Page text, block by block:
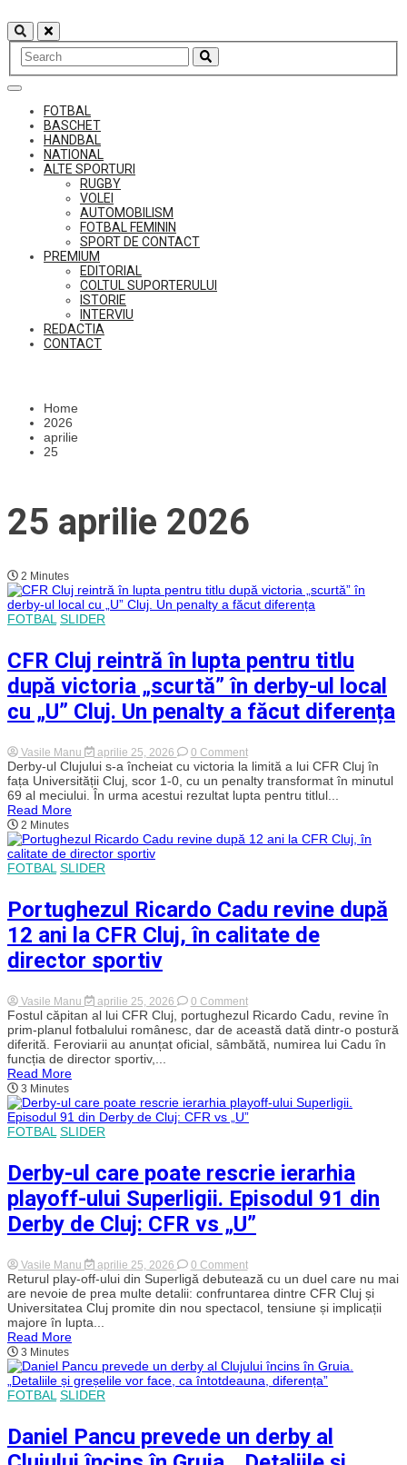
to
content
FOTBAL
BASCHET
HANDBAL
NATIONAL
ALTE SPORTURI
RUGBY
VOLEI
AUTOMOBILISM
FOTBAL FEMININ
SPORT DE CONTACT
PREMIUM
EDITORIAL
COLTUL SUPORTERULUI
ISTORIE
INTERVIU
REDACTIA
CONTACT
Home
2026
aprilie
25
25 aprilie 2026
2 Minutes
FOTBAL SLIDER
CFR Cluj reintră în lupta pentru titlu
după victoria „scurtă” în derby-ul local
cu „U” Cluj. Un penalty a făcut diferența
Vasile Manu aprilie 25, 2026 0 Commenton
CFR
Cluj
reintră
în
titlu
derby-
ul
local
cu
a
făcut
diferența
Derby-ul Clujului s-a încheiat cu victoria la limită a lui CFR Cluj în
fața Universității Cluj, scor 1-0, cu un penalty transformat în minutul
69 al meciului. În urma acestui rezultat lupta pentru titlul...
Read More
2 Minutes
FOTBAL SLIDER
Portughezul Ricardo Cadu revine după
12 ani la CFR Cluj, în calitate de
director sportiv
Vasile Manu aprilie 25, 2026 0 Commenton
Portughezul
Ricardo
Cadu
revine
la
CFR
Cluj,
de
director
sportiv
Fostul căpitan al lui CFR Cluj, portughezul Ricardo Cadu, revine în
prim-planul fotbalului românesc, dar de această dată dintr-o postură
diferită. Feroviarii au anunțat oficial, sâmbătă, numirea lui Cadu în
funcția de director sportiv,...
Read More
3 Minutes
FOTBAL SLIDER
Derby-ul care poate rescrie ierarhia
playoff-ului Superligii. Episodul 91 din
Derby de Cluj: CFR vs „U”
Vasile Manu aprilie 25, 2026 0 Commenton
Derby-
ul
care
poate
ului
Superligii.
Episodul
Derby
de
Cluj:
Returul play-off-ului din Superligă debutează cu un duel care nu mai
are nevoie de prea multe detalii: confruntarea dintre CFR Cluj și
Universitatea Cluj promite din nou spectacol, tensiune și implicații
majore în lupta...
Read More
3 Minutes
FOTBAL SLIDER
Daniel Pancu prevede un derby al